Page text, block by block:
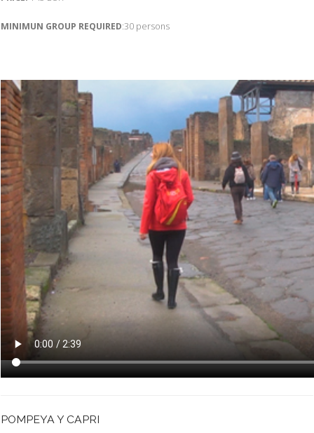
MINIMUN GROUP REQUIRED:30 persons
POMPEYA Y CAPRI